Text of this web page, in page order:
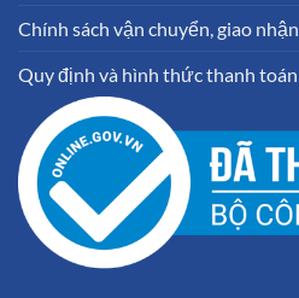
Chính sách vận chuyển, giao nhận
Quy định và hình thức thanh toán